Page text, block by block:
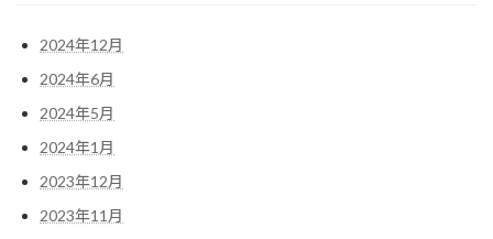
2024年12月
2024年6月
2024年5月
2024年1月
2023年12月
2023年11月